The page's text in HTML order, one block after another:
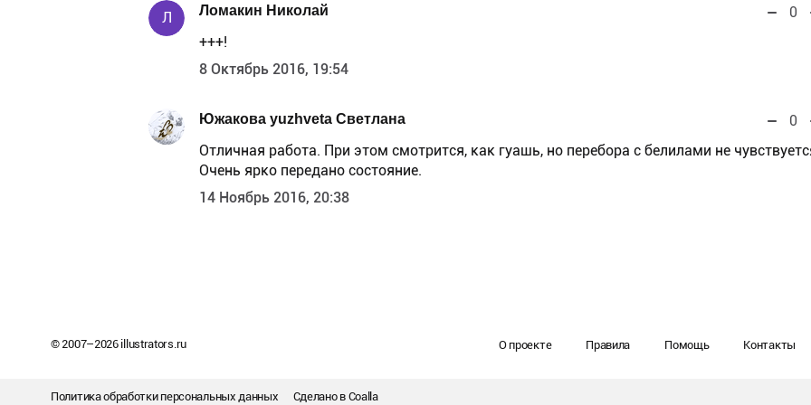
Л Ломакин Николай
0
+++!
8 Октябрь 2016, 19:54
Южакова yuzhveta Светлана
0
Отличная работа. При этом смотрится, как гуашь, но перебора с белилами не
Очень ярко передано состояние.
14 Ноябрь 2016, 20:38
© 2007–2026illustrators.ru О проекте Правила Помощь Контакты
Политика обработки персональных данных Сделано в Coalla